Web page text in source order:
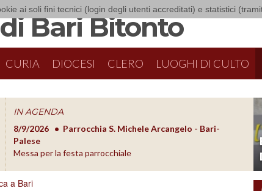
ai soli fini tecnici (login degli utenti accreditati) e statistici
Bari Bitonto
CURIA DIOCESI CLERO LUOGHI DI CULTO
IN AGENDA
8/9/2026
Parrocchia S. Michele Arcangelo - Bari-
Palese
Messa per la festa parrocchiale
8/10/
a Bari